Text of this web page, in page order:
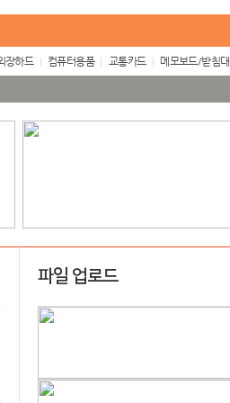
장하드 컴퓨터용품 교통카드 메모보드/받침대
파일 업로드